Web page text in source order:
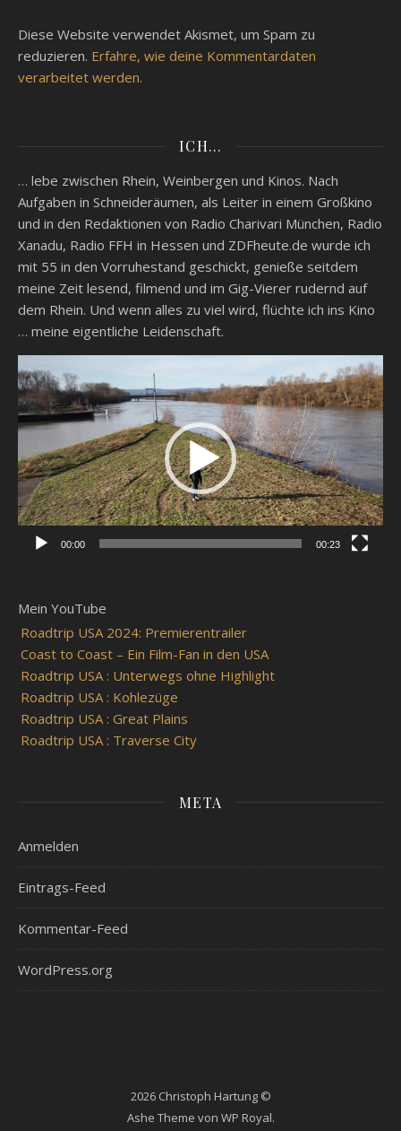
Diese Website verwendet Akismet, um Spam zu
reduzieren. Erfahre, wie deine Kommentardaten
verarbeitet werden.
ICH…
… lebe zwischen Rhein, Weinbergen und Kinos. Nach
Aufgaben in Schneideräumen, als Leiter in einem Großkino
und in den Redaktionen von Radio Charivari München, Radio
Xanadu, Radio FFH in Hessen und ZDFheute.de wurde ich
mit 55 in den Vorruhestand geschickt, genieße seitdem
meine Zeit lesend, filmend und im Gig-Vierer rudernd auf
dem Rhein. Und wenn alles zu viel wird, flüchte ich ins Kino
… meine eigentliche Leidenschaft.
Video-
Player
00:00 00:23
Mein YouTube
Roadtrip USA 2024: Premierentrailer
Coast to Coast – Ein Film-Fan in den USA
Roadtrip USA : Unterwegs ohne Highlight
Roadtrip USA : Kohlezüge
Roadtrip USA : Great Plains
Roadtrip USA : Traverse City
META
Anmelden
Eintrags-Feed
Kommentar-Feed
WordPress.org
2026 Christoph Hartung ©
Ashe Theme von WP Royal.